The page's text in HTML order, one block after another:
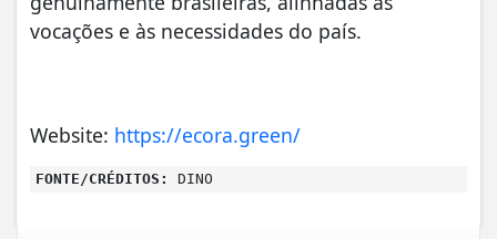
vocações e às necessidades do país.
Website: https://ecora.green/
FONTE/CRÉDITOS: DINO